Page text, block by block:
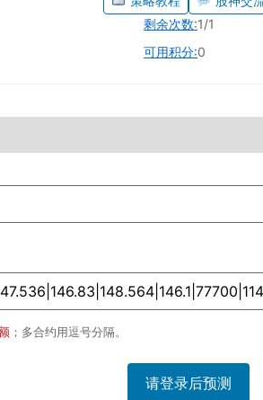
剩余次数:1/1
可用积分:0
；多合约用逗号分隔。
请登录后预测